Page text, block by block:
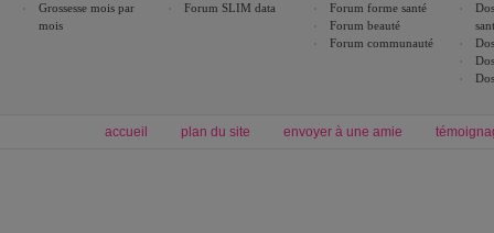
Grossesse mois par
mois
Forum SLIM data
Forum forme santé
Forum beauté
Forum communauté
accueil plan du site envoyer à une amie